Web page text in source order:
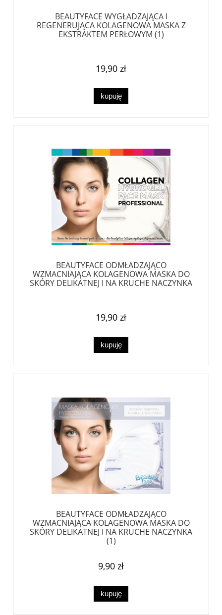
BEAUTYFACE WYGŁADZAJĄCA I
REGENERUJĄCA KOLAGENOWA MASKA Z
EKSTRAKTEM PERŁOWYM (1)
19,90 zł
kupuję
BEAUTYFACE ODMŁADZAJĄCO
WZMACNIAJĄCA KOLAGENOWA MASKA DO
SKÓRY DELIKATNEJ I NA KRUCHE NACZYNKA
19,90 zł
kupuję
BEAUTYFACE ODMŁADZAJĄCO
WZMACNIAJĄCA KOLAGENOWA MASKA DO
SKÓRY DELIKATNEJ I NA KRUCHE NACZYNKA
(1)
9,90 zł
kupuję